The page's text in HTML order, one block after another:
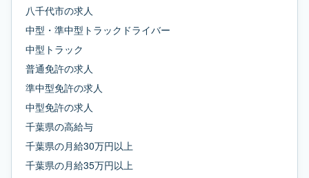
八千代市の求人
中型・準中型トラックドライバー
中型トラック
普通免許の求人
準中型免許の求人
中型免許の求人
千葉県の高給与
千葉県の月給30万円以上
千葉県の月給35万円以上